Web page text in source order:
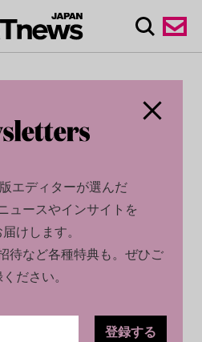
2022.04.21
エディターが選んだ
ュースやインサイトを
けします。
待など各種特典も。ぜひご
ださい。
登録する